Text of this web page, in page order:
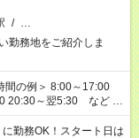
/ …
勤務地をご紹介しま
間の例＞ 8:00～17:00
20:30～翌5:30 など ★
残業なし、交替制など
勤務OK！スタート日は